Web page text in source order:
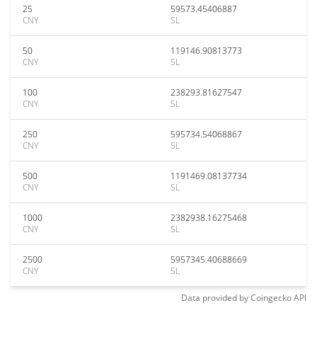
25
CNY
59573.45406887
SL
50
CNY
119146.90813773
SL
100
CNY
238293.81627547
SL
250
CNY
595734.54068867
SL
500
CNY
1191469.08137734
SL
1000
CNY
2382938.16275468
SL
2500
CNY
5957345.40688669
SL
Data provided byCoingeckoAPI